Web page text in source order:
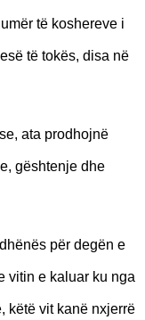
të koshereve i
të tokës, disa në
ata prodhojnë
gështenje dhe
për degën e
vitin e kaluar ku nga
këtë vit kanë nxjerrë